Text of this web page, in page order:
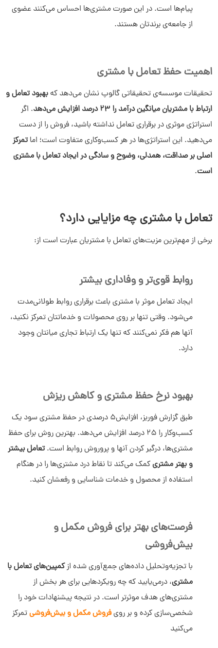
پیام‌ها است. در این صورت مشتری‌ها احساس می‌کنند عضوی
از جامعه‌ی برندتان هستند.
اهمیت حفظ تعامل با مشتری
تحقیقات موسسه‌ی تحقیقاتی گالوپ نشان می‌دهد کهبهبود تعامل و
ارتباط با مشتریان میانگین درآمد را 23 درصد افزایش می‌دهد
. اگر
استراتژی موثری در برقراری تعامل نداشته باشید، فروش را از دست
می‌دهید. این استراتژی‌ها در هر کسب‌وکاری متفاوت است؛ اماتمرکز
اصلی بر صداقت، همدلی، وضوح و سادگی در ایجاد تعامل با مشتری
است.
تعامل با مشتری چه مزایایی دارد؟
برخی از مهم‌ترین مزیت‌های تعامل با مشتریان عبارت است از:
روابط قوی‌تر و وفاداری بیشتر
ایجاد تعامل موثر با مشتری باعث برقراری روابط طولانی‌مدت
می‌شود. وقتی تنها بر روی محصولات و خدماتتان تمرکز نکنید،
آنها هم فکر نمی‌کنند که تنها یک ارتباط تجاری میانتان وجود
دارد.
بهبود نرخ حفظ مشتری و کاهش ریزش
طبق گزارش فوربز، افزایش5 درصدی در حفظ مشتری سود یک
کسب‌وکار را 25 درصد افزایش می‌دهد. بهترین روش برای حفظ
مشتری‌ها، درگیر کردن آنها و پروروش روابط است.تعامل بیشتر
و بهتر مشتریکمک می‌کند تا نقاط درد مشتری‌ها را در هنگام
استفاده از محصول و خدمات شناسایی و رفعشان کنید.
فرصت‌های بهتر برای فروش مکمل و
بیش‌فروشی
با تجزیه‌وتحلیل داده‌های جمع‌آوری شده ازکمپین‌های تعامل با
مشتری، درمی‌یابید که چه رویکردهایی برای هر بخش از
مشتری‌های هدف موثرتر است. در نتیجه پیشنهادات خود را
شخصی‌سازی کرده و بر رویفروش مکمل و بیش‌فروشیتمرکز
می‌کنید